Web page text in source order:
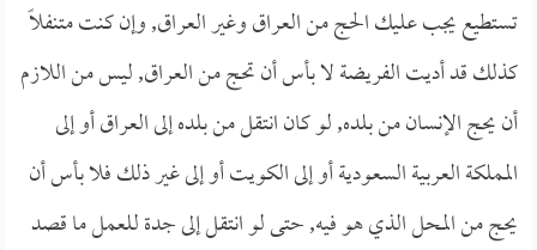
تستطيع يجب عليك الحج من العراق وغير العراق, وإن كنت متنفلاً
كذلك قد أديت الفريضة لا بأس أن تحج من العراق, ليس من اللازم
أن يحج الإنسان من بلده, لو كان انتقل من بلده إلى العراق أو إلى
المملكة العربية السعودية أو إلى الكويت أو إلى غير ذلك فلا بأس أن
يحج من المحل الذي هو فيه, حتى لو انتقل إلى جدة للعمل ما قصد